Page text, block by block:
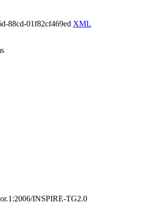
88cd-01f82cf469ed XML
INSPIRE-TG2.0